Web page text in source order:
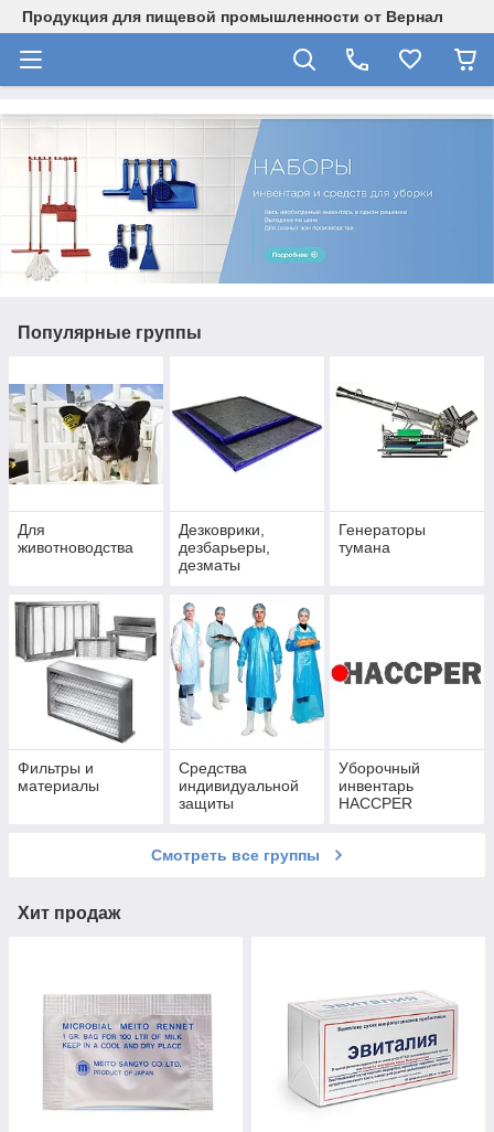
Продукция для пищевой промышленности от Вернал
Популярные группы
Для
животноводства
Дезковрики,
дезбарьеры,
дезматы
Генераторы
тумана
Фильтры и
материалы
Средства
индивидуальной
защиты
Уборочный
инвентарь
HACCPER
Смотреть все группы
Хит продаж